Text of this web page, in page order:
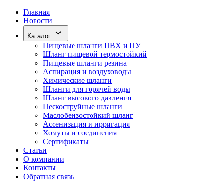
Главная
Новости
Каталог
Пищевые шланги ПВХ и ПУ
Шланг пищевой термостойкий
Пищевые шланги резина
Аспирация и воздуховоды
Химические шланги
Шланги для горячей воды
Шланг высокого давления
Пескоструйные шланги
Маслобензостойкий шланг
Ассенизация и ирригация
Хомуты и соединения
Сертификаты
Статьи
О компании
Контакты
Обратная связь